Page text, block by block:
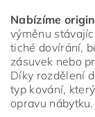
Vložením
osobních údajů
Nabízíme
výměnu
tiché dovírání,
zásuvek nebo
Díky rozdělení
typ kování,
opravu nábytku.